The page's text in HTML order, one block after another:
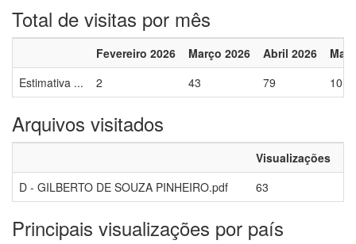
Total de visitas por mês
Fevereiro 2026 Março 2026 Abril 2026
Estimativa ...
2 43 79 10
Arquivos visitados
Visualizações
D - GILBERTO DE SOUZA PINHEIRO.pdf
63
Principais visualizações por país